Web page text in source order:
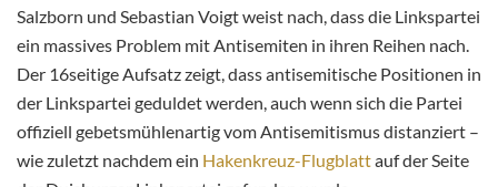
Salzborn und Sebastian Voigt weist nach, dass die Linkspartei
ein massives Problem mit Antisemiten in ihren Reihen nach.
Der 16seitige Aufsatz zeigt, dass antisemitische Positionen in
der Linkspartei geduldet werden, auch wenn sich die Partei
offiziell gebetsmühlenartig vom Antisemitismus distanziert –
wie zuletzt nachdem ein Hakenkreuz-Flugblattauf der Seite